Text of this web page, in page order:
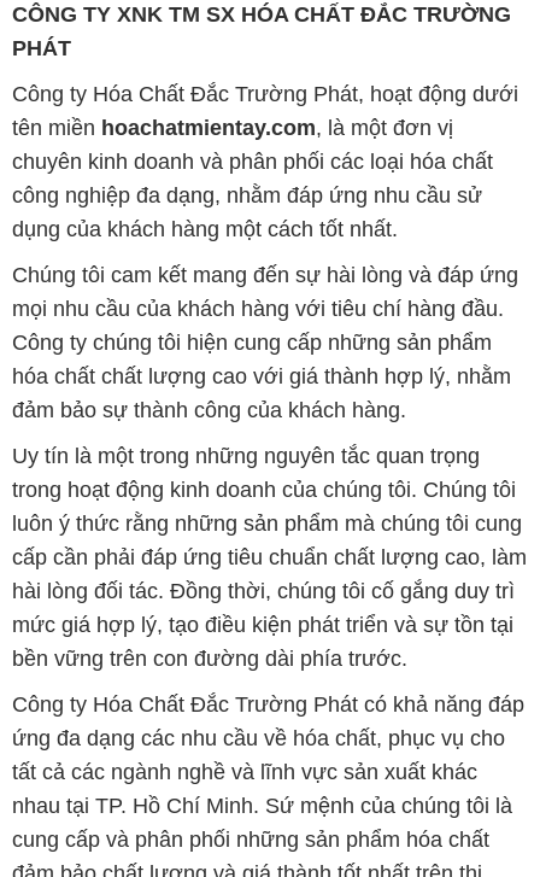
CÔNG TY XNK TM SX HÓA CHẤT ĐẮC TRƯỜNG
PHÁT
Công ty Hóa Chất Đắc Trường Phát, hoạt động dưới
tên miền hoachatmientay.com, là một đơn vị
chuyên kinh doanh và phân phối các loại hóa chất
công nghiệp đa dạng, nhằm đáp ứng nhu cầu sử
dụng của khách hàng một cách tốt nhất.
Chúng tôi cam kết mang đến sự hài lòng và đáp ứng
mọi nhu cầu của khách hàng với tiêu chí hàng đầu.
Công ty chúng tôi hiện cung cấp những sản phẩm
hóa chất chất lượng cao với giá thành hợp lý, nhằm
đảm bảo sự thành công của khách hàng.
Uy tín là một trong những nguyên tắc quan trọng
trong hoạt động kinh doanh của chúng tôi. Chúng tôi
luôn ý thức rằng những sản phẩm mà chúng tôi cung
cấp cần phải đáp ứng tiêu chuẩn chất lượng cao, làm
hài lòng đối tác. Đồng thời, chúng tôi cố gắng duy trì
mức giá hợp lý, tạo điều kiện phát triển và sự tồn tại
bền vững trên con đường dài phía trước.
Công ty Hóa Chất Đắc Trường Phát có khả năng đáp
ứng đa dạng các nhu cầu về hóa chất, phục vụ cho
tất cả các ngành nghề và lĩnh vực sản xuất khác
nhau tại TP. Hồ Chí Minh. Sứ mệnh của chúng tôi là
cung cấp và phân phối những sản phẩm hóa chất